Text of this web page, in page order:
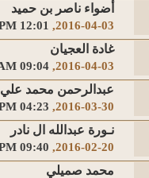
أضواء ناصر بن حميد
2016-04-03,
12:01 PM
غادة العجيان
2016-04-03,
09:04 AM
عبدالرحمن محمد علي
2016-03-30,
04:23 PM
نـورة عبدالله ال نادر
2016-02-20,
09:40 PM
محمد صميلي